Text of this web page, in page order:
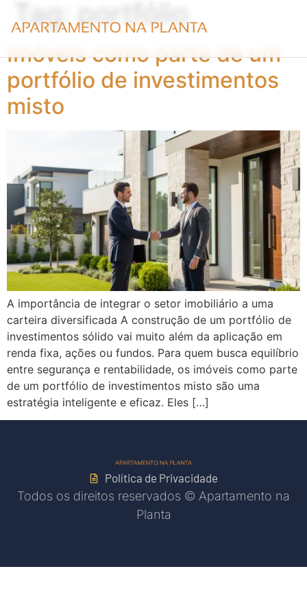
Tag:portfólio
Imóveis como parte de um
portfólio de investimentos
misto
A importância de integrar o setor imobiliário a uma
carteira diversificada A construção de um portfólio de
investimentos sólido vai muito além da aplicação em
renda fixa, ações ou fundos. Para quem busca equilíbrio
entre segurança e rentabilidade, os imóveis como parte
de um portfólio de investimentos misto são uma
estratégia inteligente e eficaz. Eles […]
Política de Privacidade
Todos os direitos reservados © Apartamento na
Planta